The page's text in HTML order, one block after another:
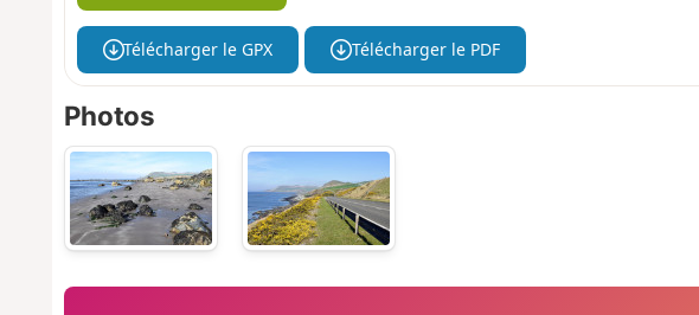
Télécharger le GPX Télécharger le PDF
Photos